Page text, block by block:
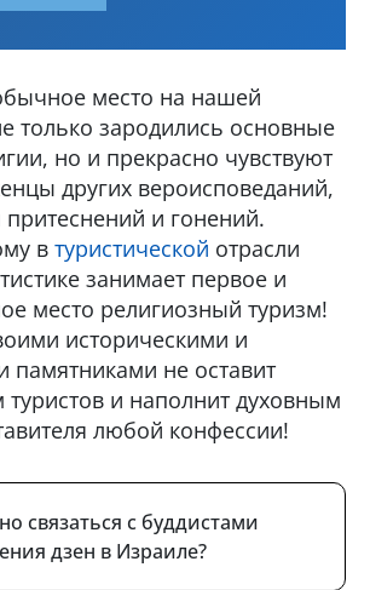
место на нашей
только зародились основные
но и прекрасно чувствуют
других вероисповеданий,
и гонений.
в туристической отрасли
занимает первое и
место религиозный туризм!
историческими и
памятниками не оставит
и наполнит духовным
любой конфессии!
связаться с буддистами
дзен в Израиле?